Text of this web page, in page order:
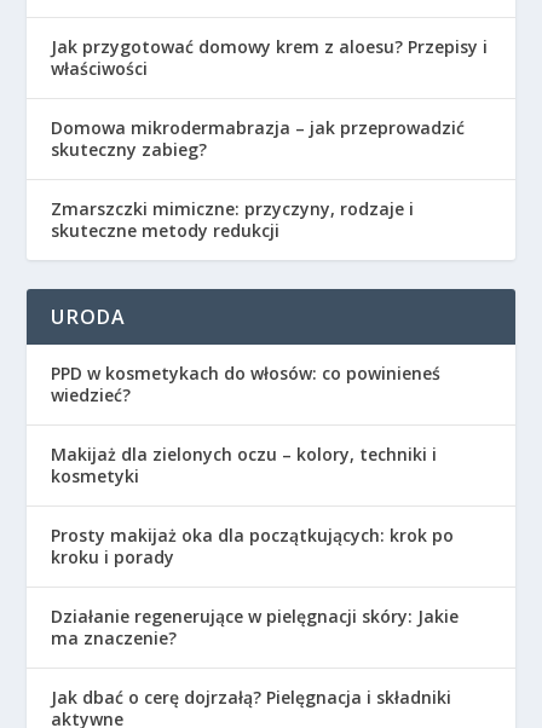
Jak przygotować domowy krem z aloesu? Przepisy i
właściwości
Domowa mikrodermabrazja – jak przeprowadzić
skuteczny zabieg?
Zmarszczki mimiczne: przyczyny, rodzaje i
skuteczne metody redukcji
URODA
PPD w kosmetykach do włosów: co powinieneś
wiedzieć?
Makijaż dla zielonych oczu – kolory, techniki i
kosmetyki
Prosty makijaż oka dla początkujących: krok po
kroku i porady
Działanie regenerujące w pielęgnacji skóry: Jakie
ma znaczenie?
Jak dbać o cerę dojrzałą? Pielęgnacja i składniki
aktywne